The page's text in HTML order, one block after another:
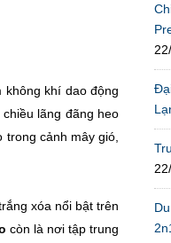
không khí dao động
lãng đãng heo
cảnh mây gió,
xóa nổi bật trên
còn là nơi tập trung